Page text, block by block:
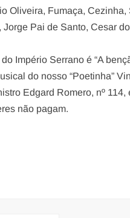
Oliveira, Fumaça,
Pai de Santo, Cesar
Império Serrano é “A
do nosso “Poetinha”
Edgard Romero, nº
não pagam.